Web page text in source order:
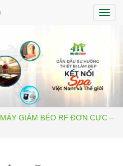
MÁY GIẢM BÉO RF ĐƠN CỰC –